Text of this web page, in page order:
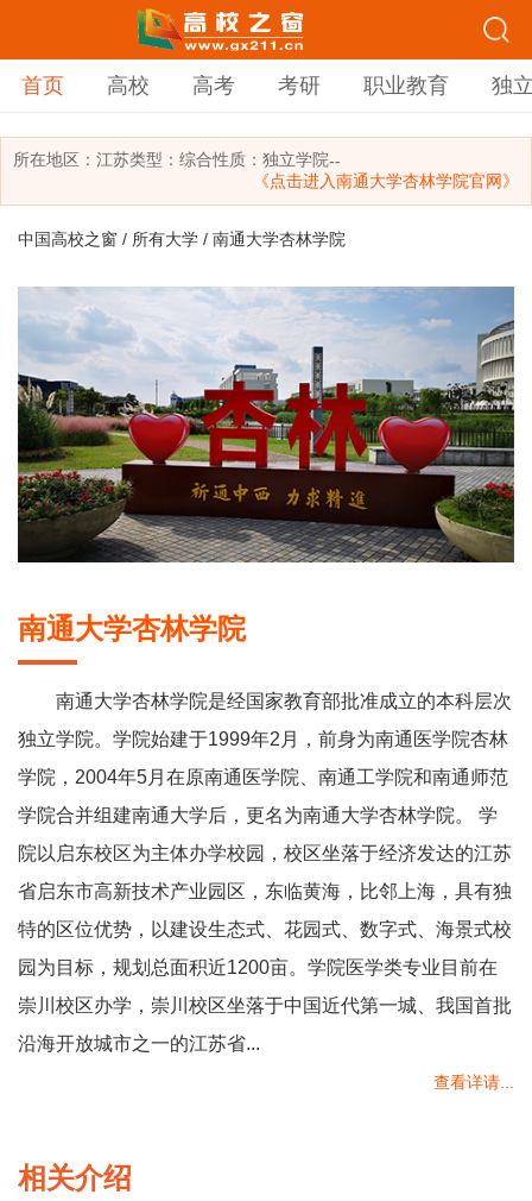
首页 高校 高考 考研 职业教育 独
所在地区： 江苏类型： 综合性质：独立学院--
《点击进入南通大学杏林学院官网》
中国高校之窗 / 所有大学 / 南通大学杏林学院
南通大学杏林学院
南通大学杏林学院是经国家教育部批准成立的本科层次
独立学院。学院始建于1999年2月，前身为南通医学院杏林
学院，2004年5月在原南通医学院、南通工学院和南通师范
学院合并组建南通大学后，更名为南通大学杏林学院。 学
院以启东校区为主体办学校园，校区坐落于经济发达的江苏
省启东市高新技术产业园区，东临黄海，比邻上海，具有独
特的区位优势，以建设生态式、花园式、数字式、海景式校
园为目标，规划总面积近1200亩。学院医学类专业目前在
崇川校区办学，崇川校区坐落于中国近代第一城、我国首批
沿海开放城市之一的江苏省...
查看详请...
相关介绍